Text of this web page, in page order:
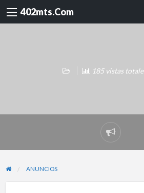
402mts.Com
185 vistas
Reportar
ANUNCIOS